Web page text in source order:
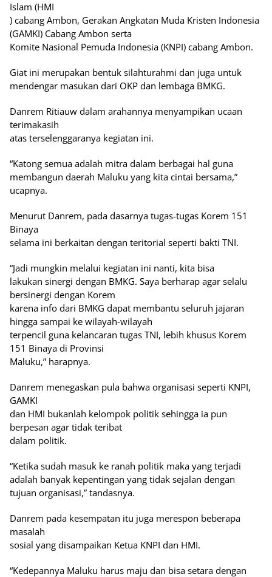
Islam (HMI
) cabang Ambon, Gerakan Angkatan Muda Kristen Indonesia
(GAMKI) Cabang Ambon serta
Komite Nasional Pemuda Indonesia (KNPI) cabang Ambon.
Giat ini merupakan bentuk silahturahmi dan juga untuk
mendengar masukan dari OKP dan lembaga BMKG.
Danrem Ritiauw dalam arahannya menyampikan ucaan
terimakasih
atas terselenggaranya kegiatan ini.
“Katong semua adalah mitra dalam berbagai hal guna
membangun daerah Maluku yang kita cintai bersama,”
ucapnya.
Menurut Danrem, pada dasarnya tugas-tugas Korem 151
Binaya
selama ini berkaitan dengan teritorial seperti bakti TNI.
“Jadi mungkin melalui kegiatan ini nanti, kita bisa
lakukan sinergi dengan BMKG. Saya berharap agar selalu
bersinergi dengan Korem
karena info dari BMKG dapat membantu seluruh jajaran
hingga sampai ke wilayah-wilayah
terpencil guna kelancaran tugas TNI, lebih khusus Korem
151 Binaya di Provinsi
Maluku,” harapnya.
Danrem menegaskan pula bahwa organisasi seperti KNPI,
GAMKI
dan HMI bukanlah kelompok politik sehingga ia pun
berpesan agar tidak teribat
dalam politik.
“Ketika sudah masuk ke ranah politik maka yang terjadi
adalah banyak kepentingan yang tidak sejalan dengan
tujuan organisasi,” tandasnya.
Danrem pada kesempatan itu juga merespon beberapa
masalah
sosial yang disampaikan Ketua KNPI dan HMI.
“Kedepannya Maluku harus maju dan bisa setara dengan